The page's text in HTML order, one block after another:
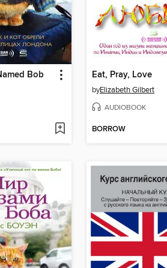
Bob Eat, Pray, Love
byElizabeth Gilbert
AUDIOBOOK
BORROW